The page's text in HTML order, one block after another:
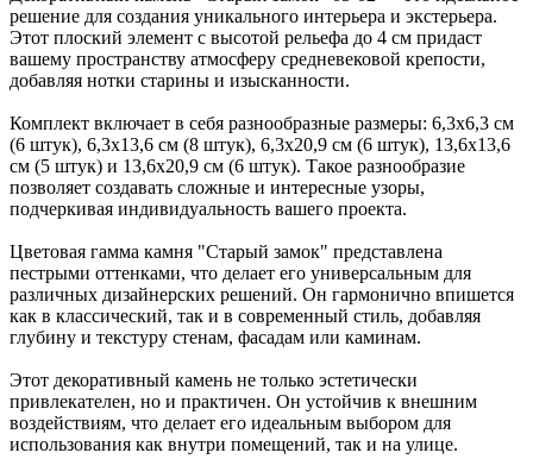
решение для создания уникального интерьера и экстерьера.
Этот плоский элемент с высотой рельефа до 4 см придаст
вашему пространству атмосферу средневековой крепости,
добавляя нотки старины и изысканности.
Комплект включает в себя разнообразные размеры: 6,3х6,3 см
(6 штук), 6,3х13,6 см (8 штук), 6,3х20,9 см (6 штук), 13,6х13,6
см (5 штук) и 13,6х20,9 см (6 штук). Такое разнообразие
позволяет создавать сложные и интересные узоры,
подчеркивая индивидуальность вашего проекта.
Цветовая гамма камня "Старый замок" представлена
пестрыми оттенками, что делает его универсальным для
различных дизайнерских решений. Он гармонично впишется
как в классический, так и в современный стиль, добавляя
глубину и текстуру стенам, фасадам или каминам.
Этот декоративный камень не только эстетически
привлекателен, но и практичен. Он устойчив к внешним
воздействиям, что делает его идеальным выбором для
использования как внутри помещений, так и на улице.